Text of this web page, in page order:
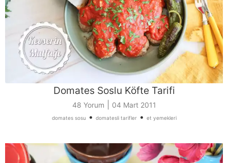
Domates Soslu Köfte Tarifi
48 Yorum 04 Mart 2011
domates sosu • domatesli tarifler• et yemekleri